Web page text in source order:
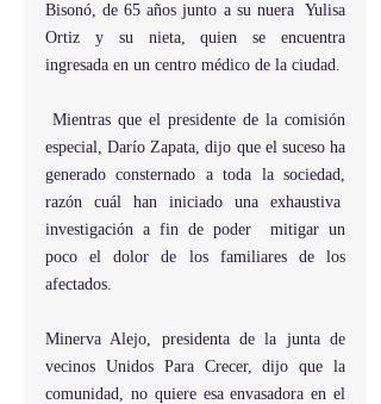
Bisonó, de 65 años junto a su nuera  Yulisa
Ortiz y su nieta, quien se encuentra
ingresada en un centro médico de la ciudad.
Mientras que el presidente de la comisión
especial, Darío Zapata, dijo que el suceso ha
generado consternado a toda la sociedad,
razón cuál han iniciado una exhaustiva
investigación a fin de poder  mitigar un
poco el dolor de los familiares de los
afectados.
Minerva Alejo, presidenta de la junta de
vecinos Unidos Para Crecer, dijo que la
comunidad, no quiere esa envasadora en el